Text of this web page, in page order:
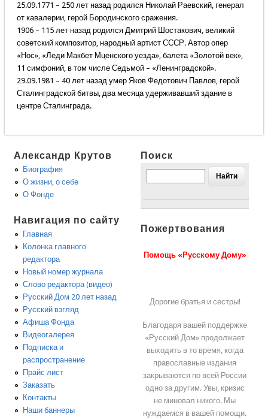
25.09.1771 – 250 лет назад родился Николай Раевский, генерал
от кавалерии, герой Бородинского сражения.
1906 – 115 лет назад родился Дмитрий Шостакович, великий
советский композитор, народный артист СССР. Автор опер
«Нос», «Леди Макбет Мценского уезда», балета «Золотой век»,
11 симфоний, в том числе Седьмой – «Ленинградской».
29.09.1981 – 40 лет назад умер Яков Федотович Павлов, герой
Сталинградской битвы, два месяца удерживавший здание в
центре Сталинграда.
Александр Крутов
Биография
О жизни, о себе
О Фонде
Навигация по сайту
Главная
Колонка главного
редактора
Новый номер журнала
Слово редактора (видео)
Русский Дом 20 лет назад
Русский взгляд
Афиша Фонда
Видеогалерея
Подписка и
распространение
Прайс лист
Заказать
Контакты
Наши баннеры
Поиск
Пожертвования
Помощь «Русскому Дому»
Дорогие братья и сестры!
Благодаря вашей поддержке
«Русский Дом» продолжает
выходить в то время, когда
православные издания
закрываются по всей России
одно за другим. Увы, кризис
не миновал никого. Мы
нуждаемся в вашей помощи.